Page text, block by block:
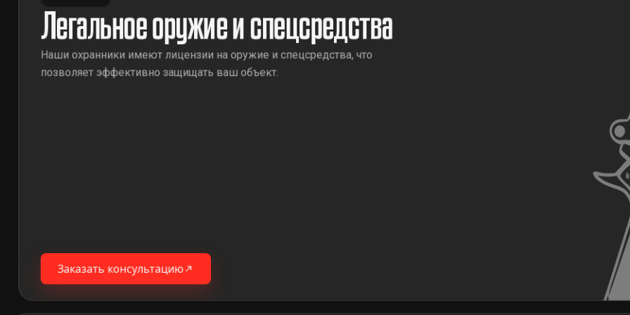
Легальное оружие и спецсредства
Наши охранники имеют лицензии на оружие и спецсредства, что
позволяет эффективно защищать ваш объект.
Заказать консультацию